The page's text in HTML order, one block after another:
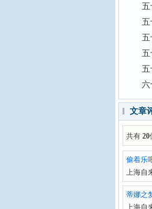
五十
五
五
五
五十
六十
文章
共有 20
偷着乐
上海自
蒂娜之
上海